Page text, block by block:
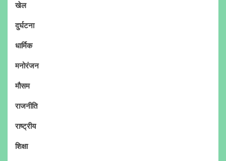
खेल
दुर्घटना
धार्मिक
मनोरंजन
मौसम
राजनीति
राष्ट्रीय
शिक्षा